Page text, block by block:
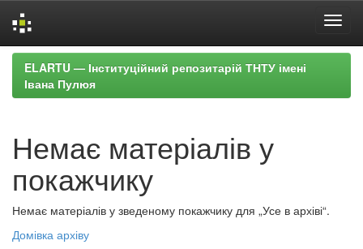
Skip
navigation
ELARTU — Інституційний репозитарій ТНТУ імені
Івана Пулюя
Немає матеріалів у
покажчику
Немає матеріалів у зведеному покажчику для „Усе в архіві“.
Домівка архіву